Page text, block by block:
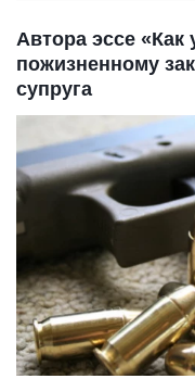
Автора эссе «Как
пожизненному
супруга